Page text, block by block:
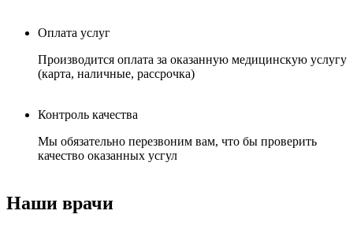
Оплата услуг
Производится оплата за оказанную медицинскую услугу
(карта, наличные, рассрочка)
Контроль качества
Мы обязательно перезвоним вам, что бы проверить
качество оказанных усгул
Наши врачи